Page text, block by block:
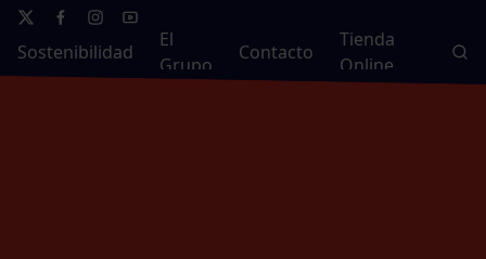
Sostenibilidad
El
Grupo
Contacto
Tienda
Online